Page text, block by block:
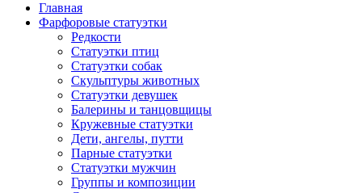
Главная
Фарфоровые статуэтки
Редкости
Cтатуэтки птиц
Cтатуэтки собак
Скульптуры животных
Статуэтки девушек
Балерины и танцовщицы
Кружевные статуэтки
Дети, ангелы, путти
Парные статуэтки
Статуэтки мужчин
Группы и композиции